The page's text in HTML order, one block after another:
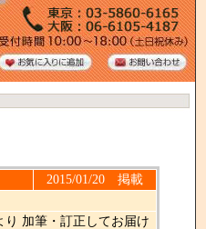
2015/01/20 掲載
り 加筆・訂正してお届け